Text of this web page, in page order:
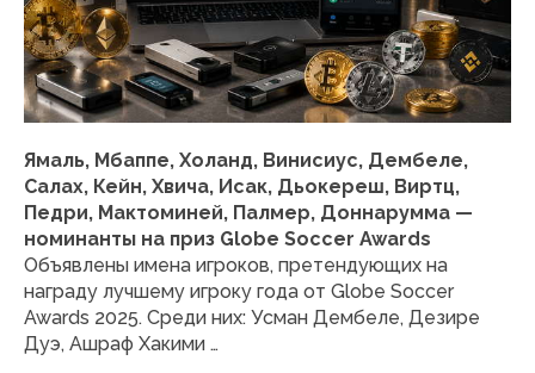
Ямаль, Мбаппе, Холанд, Винисиус, Дембеле,
Салах, Кейн, Хвича, Исак, Дьокереш, Виртц,
Педри, Мактоминей, Палмер, Доннарумма —
номинанты на приз Globe Soccer Awards
Объявлены имена игроков, претендующих на
награду лучшему игроку года от Globe Soccer
Awards 2025. Среди них: Усман Дембеле, Дезире
Дуэ, Ашраф Хакими …